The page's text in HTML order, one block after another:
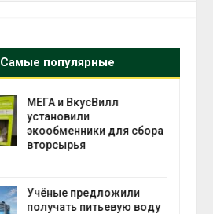
Самые популярные
МЕГА и ВкусВилл
установили
экообменники для сбора
вторсырья
Учёные предложили
получать питьевую воду